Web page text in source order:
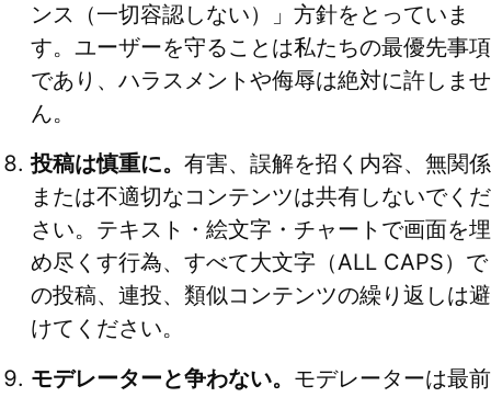
ンス（一切容認しない）」方針をとっていま
す。ユーザーを守ることは私たちの最優先事項
であり、ハラスメントや侮辱は絶対に許しませ
ん。
投稿は慎重に。 有害、誤解を招く内容、無関係
または不適切なコンテンツは共有しないでくだ
さい。テキスト・絵文字・チャートで画面を埋
め尽くす行為、すべて大文字（ALL CAPS）で
の投稿、連投、類似コンテンツの繰り返しは避
けてください。
モデレーターと争わない。 モデレーターは最前